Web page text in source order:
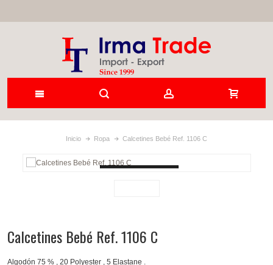
Inicio Ropa Calcetines Bebé Ref. 1106 C
Calcetines Bebé Ref. 1106 C
Algodón 75 % , 20 Polyester , 5 Elastane .